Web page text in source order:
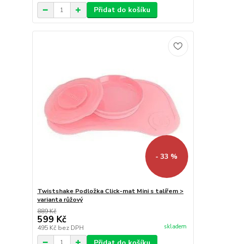
Přidat do košíku
- 33 %
Twistshake Podložka Click-mat Mini s talířem >
varianta růžový
889 Kč
599 Kč
495 Kč bez DPH skladem